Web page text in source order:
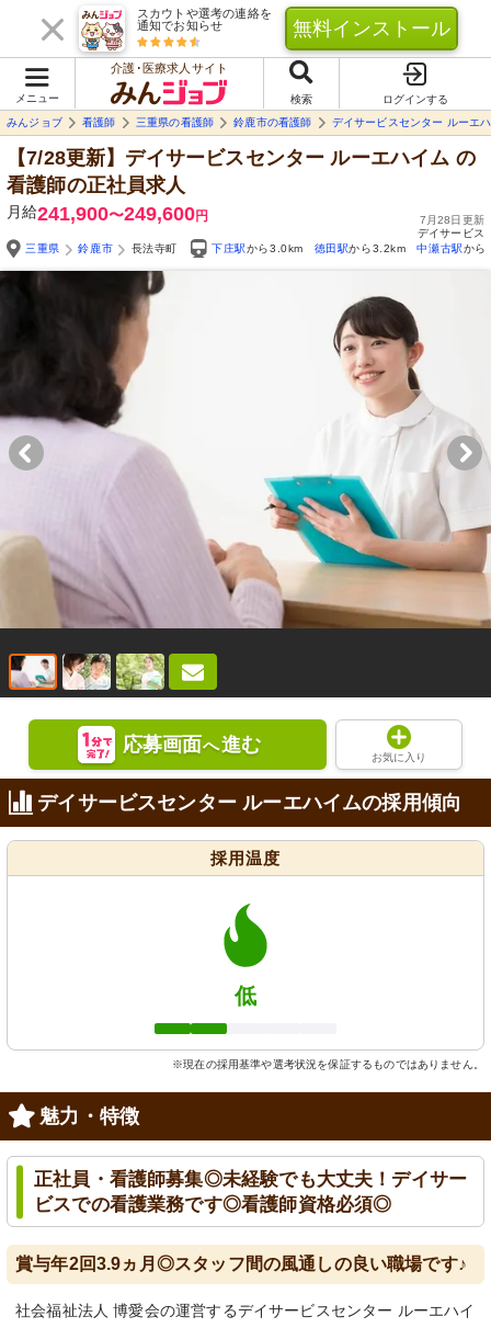
スカウトや選考の連絡を
通知でお知らせ
無料インストール
メニュー
介護･医療求人サイト
検索
ログインする
みんジョブ
看護師 三重県の看護師 鈴鹿市の看護師 デイサービスセンター ルーエ
【7/28更新】デイサービスセンター ルーエハイム の
看護師の正社員求人
月給241,900〜249,600円
7月28日更新
デイサービス
三重県
鈴鹿市 長法寺町 下庄駅から3.0km 徳田駅から3.2km 中瀬古駅から
応募画面へ進む
お気に入り
デイサービスセンター ルーエハイムの採用傾向
採用温度
低
※現在の採用基準や選考状況を保証するものではありません。
魅力・特徴
正社員・看護師募集◎未経験でも大丈夫！デイサー
ビスでの看護業務です◎看護師資格必須◎
賞与年2回3.9ヵ月◎スタッフ間の風通しの良い職場です♪
社会福祉法人 博愛会の運営するデイサービスセンター ルーエハイ